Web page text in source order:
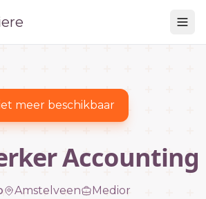
meer beschikbaar
Accounting
Amstelveen Medior